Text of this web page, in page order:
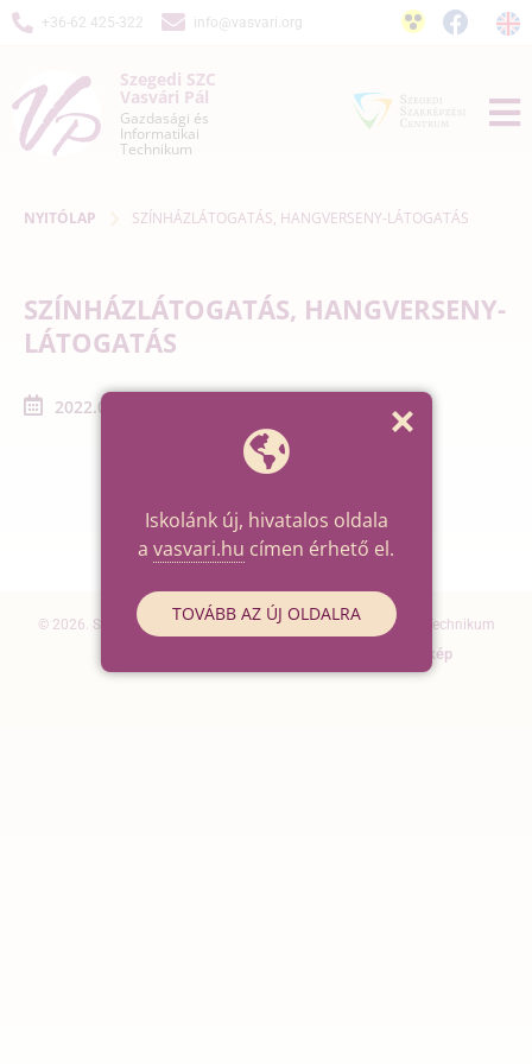
+36-62 425-322 info@vasvari.org
Szegedi SZC
Vasvári Pál
Gazdasági és
Informatikai
Technikum
NYITÓLAP SZÍNHÁZLÁTOGATÁS, HANGVERSENY-LÁTOGATÁS
SZÍNHÁZLÁTOGATÁS, HANGVERSENY-
LÁTOGATÁS
2022.06.01. - 2022.06.30.
© 2026. Szegedi SZC Vasvári Pál Gazdasági és Informatikai Technikum
Oldaltérkép
Iskolánk új, hivatalos oldala
a vasvari.hu címen érhető el.
TOVÁBB AZ ÚJ OLDALRA